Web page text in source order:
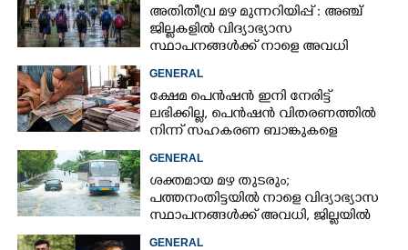
അതിതീവ്ര മഴ മുന്നറിയിപ്പ് : അഞ്ച്
ജില്ലകളിൽ വിദ്യാഭ്യാസ
സ്ഥാപനങ്ങൾക്ക് നാളെ അവധി
GENERAL
ക്ഷേമ പെൻഷൻ ഇനി നേരിട്ട്
ലഭിക്കില്ല,​ പെൻഷൻ വിതരണത്തിൽ
നിന്ന് സഹകരണ ബാങ്കുകളെ
GENERAL
ശക്തമായ മഴ തുടരും;
പത്തനംതിട്ടയിൽ നാളെ വിദ്യാഭ്യാസ
സ്ഥാപനങ്ങൾക്ക് അവധി,​ ജില്ലയിൽ
GENERAL